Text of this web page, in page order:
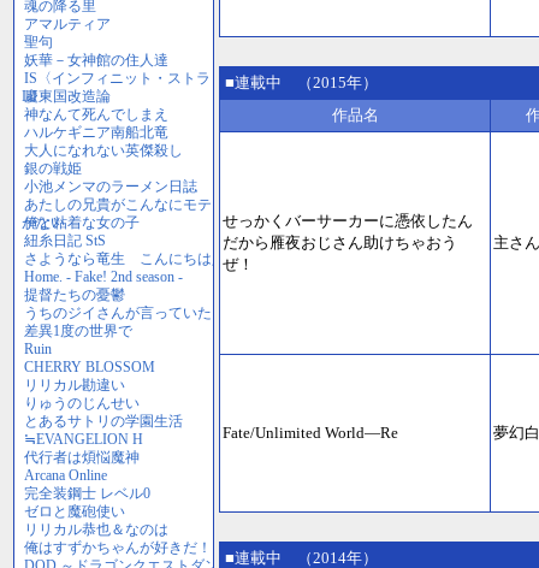
■連載中 （2015年）
作品名
せっかくバーサーカーに憑依したん
だから雁夜おじさん助けちゃおう
ぜ！
主さん
Fate/Unlimited World―Re 夢幻
■連載中 （2014年）